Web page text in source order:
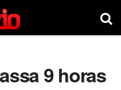
9 horas